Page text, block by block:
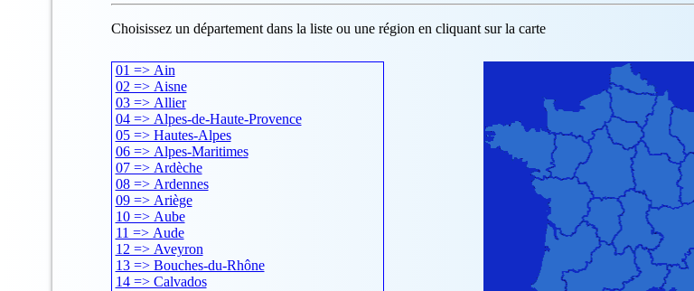
Choisissez un département dans la liste ou une région en cliquant sur la carte
01 => Ain
02 => Aisne
03 => Allier
04 => Alpes-de-Haute-Provence
05 => Hautes-Alpes
06 => Alpes-Maritimes
07 => Ardèche
08 => Ardennes
09 => Ariège
10 => Aube
11 => Aude
12 => Aveyron
13 => Bouches-du-Rhône
14 => Calvados